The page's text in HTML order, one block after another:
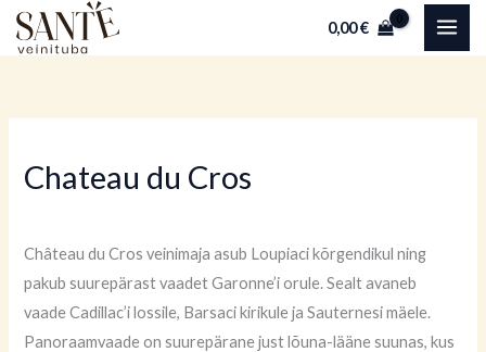
Skip
0,00€
Chateau du Cros
Château du Cros veinimaja asub Loupiaci kõrgendikul ning
pakub suurepärast vaadet Garonne’i orule. Sealt avaneb
vaade Cadillac’i lossile, Barsaci kirikule ja Sauternesi mäele.
Panoraamvaade on suurepärane just lõuna-lääne suunas, kus